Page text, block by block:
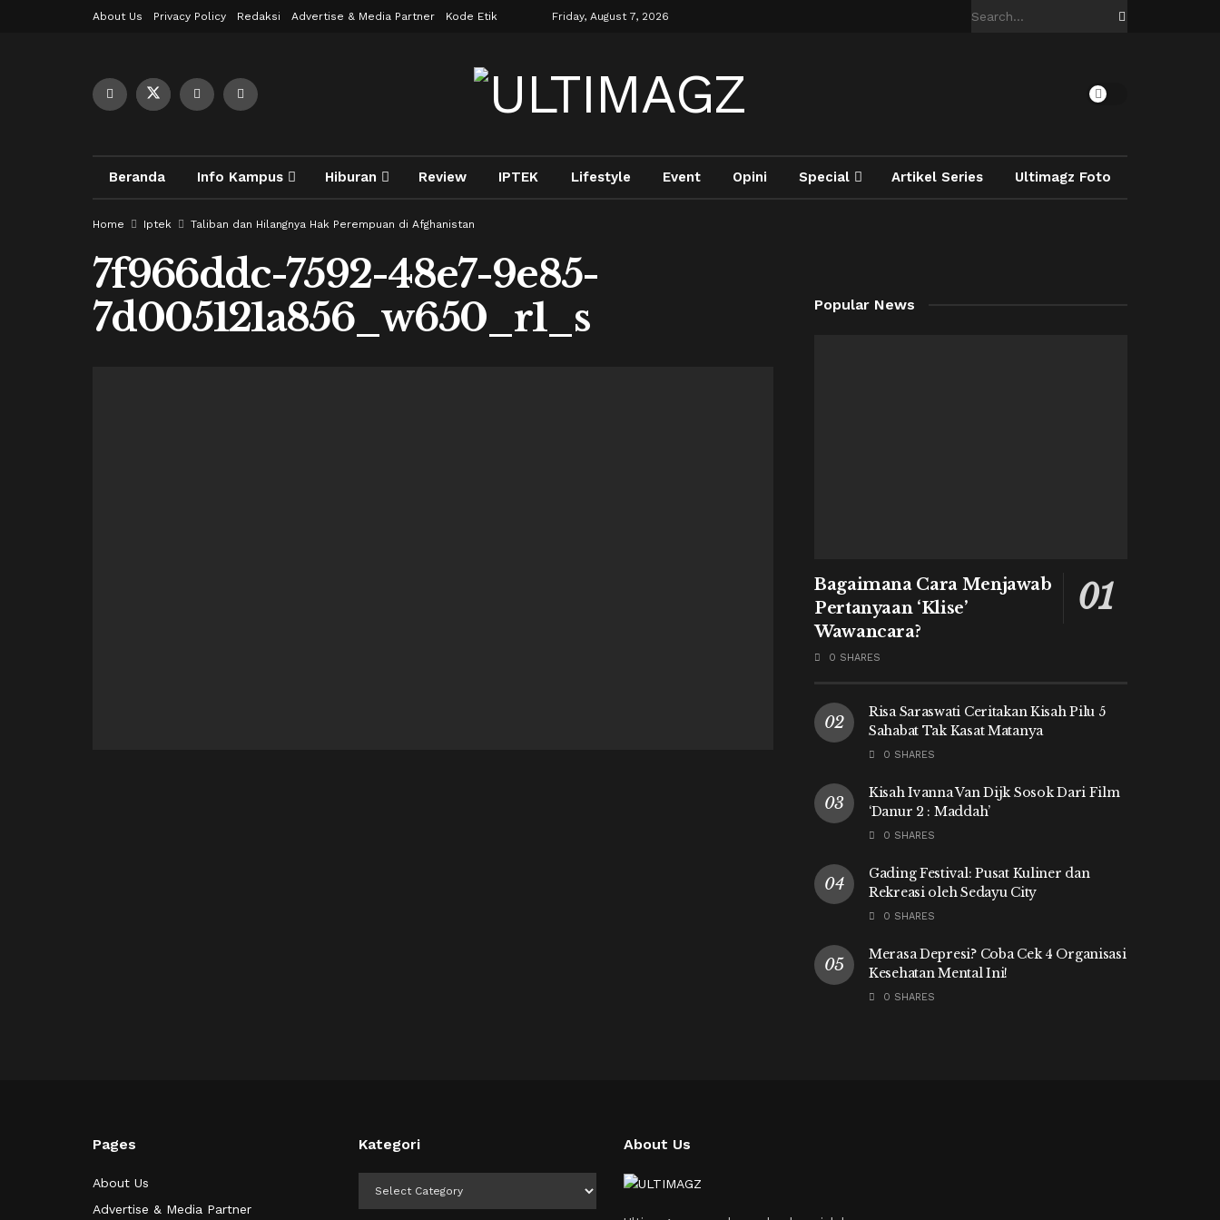
About Us Privacy Policy Redaksi Advertise & Media Partner Kode Etik Friday, August 7, 2026
Beranda Info Kampus Hiburan Review IPTEK Lifestyle Event Opini Special Artikel Series Ultimagz Foto
Home Iptek Taliban dan Hilangnya Hak Perempuan di Afghanistan
7f966ddc-7592-48e7-9e85-
7d005121a856_w650_r1_s
Popular News
Bagaimana Cara Menjawab
Pertanyaan ‘Klise’
Wawancara?
0 SHARES
Risa Saraswati Ceritakan Kisah Pilu 5
Sahabat Tak Kasat Matanya
0 SHARES
Kisah Ivanna Van Dijk Sosok Dari Film
‘Danur 2 : Maddah’
0 SHARES
Gading Festival: Pusat Kuliner dan
Rekreasi oleh Sedayu City
0 SHARES
Merasa Depresi? Coba Cek 4 Organisasi
Kesehatan Mental Ini!
0 SHARES
Pages
About Us
Advertise & Media Partner
Kategori About Us